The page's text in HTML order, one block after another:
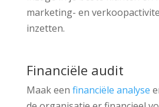
marketing- en
inzetten.
Financiële audit
Maak een financiële analyse